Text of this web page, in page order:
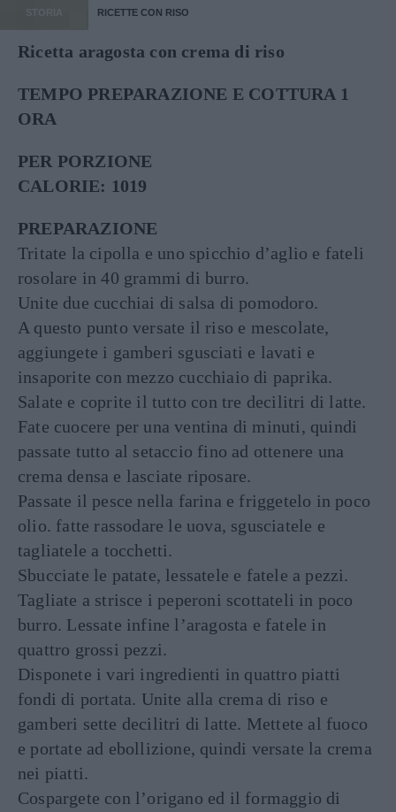
STORIA RICETTE CON RISO
Ricetta aragosta con crema di riso
TEMPO PREPARAZIONE E COTTURA 1
ORA
PER PORZIONE
CALORIE: 1019
PREPARAZIONE
Tritate la cipolla e uno spicchio d’aglio e fateli
rosolare in 40 grammi di burro.
Unite due cucchiai di salsa di pomodoro.
A questo punto versate il riso e mescolate,
aggiungete i gamberi sgusciati e lavati e
insaporite con mezzo cucchiaio di paprika.
Salate e coprite il tutto con tre decilitri di latte.
Fate cuocere per una ventina di minuti, quindi
passate tutto al setaccio fino ad ottenere una
crema densa e lasciate riposare.
Passate il pesce nella farina e friggetelo in poco
olio. fatte rassodare le uova, sgusciatele e
tagliatele a tocchetti.
Sbucciate le patate, lessatele e fatele a pezzi.
Tagliate a strisce i peperoni scottateli in poco
burro. Lessate infine l’aragosta e fatele in
quattro grossi pezzi.
Disponete i vari ingredienti in quattro piatti
fondi di portata. Unite alla crema di riso e
gamberi sette decilitri di latte. Mettete al fuoco
e portate ad ebollizione, quindi versate la crema
nei piatti.
Cospargete con l’origano ed il formaggio di